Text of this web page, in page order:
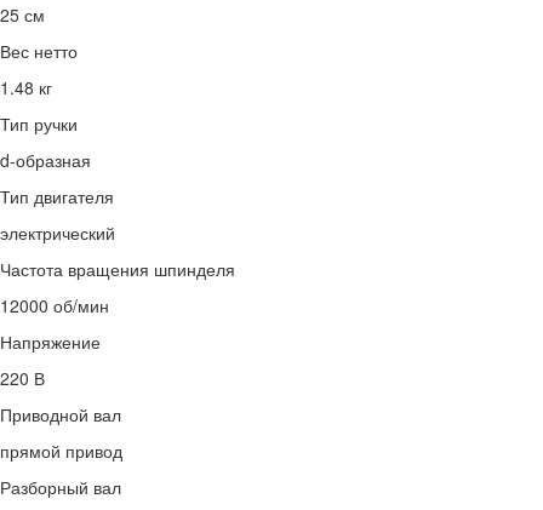
25 см
Вес нетто
1.48 кг
Тип ручки
d-образная
Тип двигателя
электрический
Частота вращения шпинделя
12000 об/мин
Напряжение
220 В
Приводной вал
прямой привод
Разборный вал